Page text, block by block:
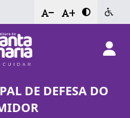
- +
DE DEFESA DO